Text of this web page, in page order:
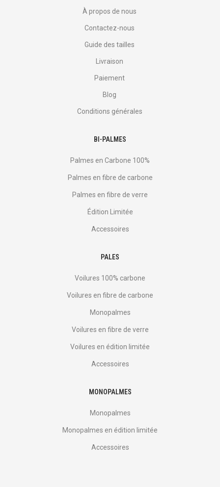
À propos de nous
Contactez-nous
Guide des tailles
Livraison
Paiement
Blog
Conditions générales
BI-PALMES
Palmes en Carbone 100%
Palmes en fibre de carbone
Palmes en fibre de verre
Édition Limitée
Accessoires
PALES
Voilures 100% carbone
Voilures en fibre de carbone
Monopalmes
Voilures en fibre de verre
Voilures en édition limitée
Accessoires
MONOPALMES
Monopalmes
Monopalmes en édition limitée
Accessoires